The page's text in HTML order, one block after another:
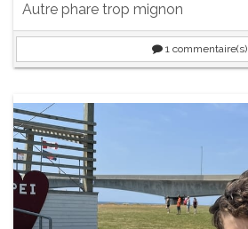
Autre phare trop mignon
1commentaire(s)